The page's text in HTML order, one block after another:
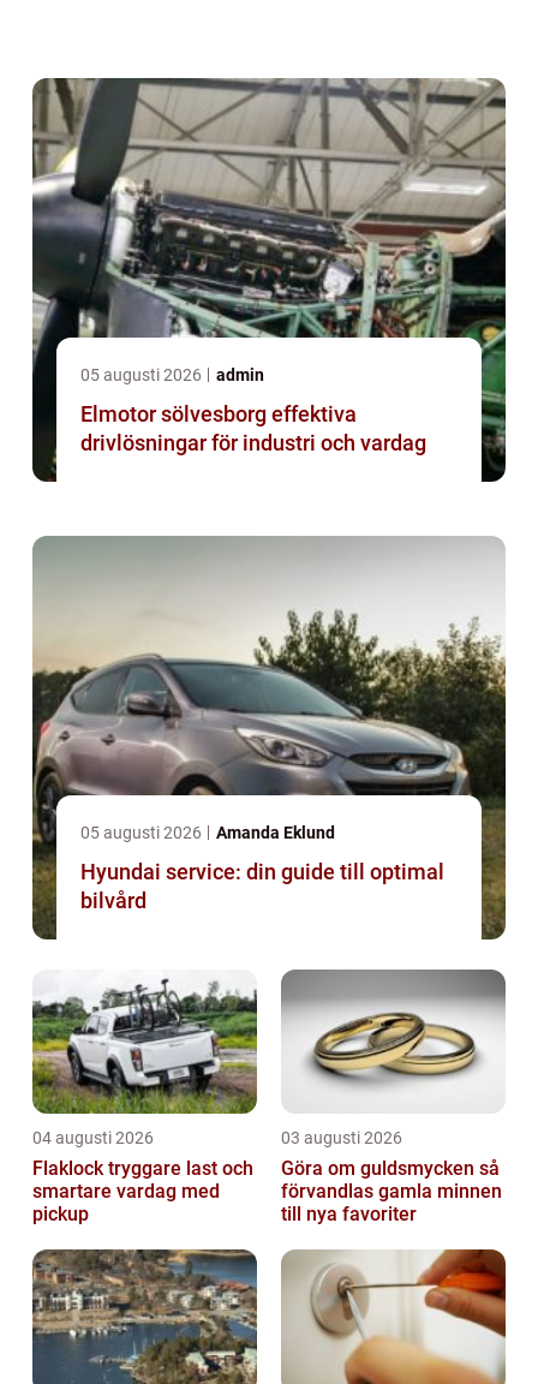
05 augusti 2026 admin
Elmotor sölvesborg effektiva
drivlösningar för industri och vardag
05 augusti 2026 Amanda Eklund
Hyundai service: din guide till optimal
bilvård
04 augusti 2026
Flaklock tryggare last och
smartare vardag med
pickup
03 augusti 2026
Göra om guldsmycken så
förvandlas gamla minnen
till nya favoriter